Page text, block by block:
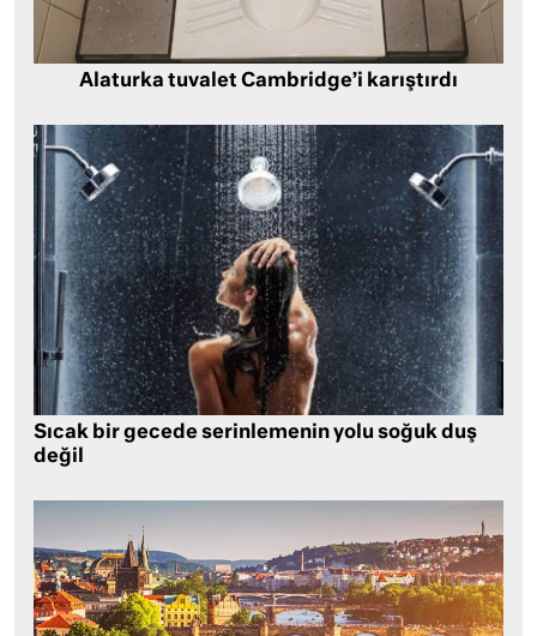
Alaturka tuvalet Cambridge’i karıştırdı
Sıcak bir gecede serinlemenin yolu soğuk duş
değil